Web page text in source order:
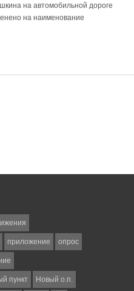
на автомобильной дороге
на наименование
приложение опрос
пункт Новый о.п.